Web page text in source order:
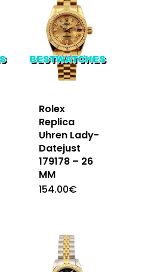
Rolex
Replica
Uhren Lady-
Datejust
179178 – 26
MM
154.00€